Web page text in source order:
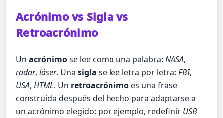
Acrónimo vs Sigla vs
Retroacrónimo
Unacrónimose lee como una palabra:NASA,
radar,láser. Unasigla se lee letra por letra:FBI,
USA,HTML. Un retroacrónimo es una frase
construida después del hecho para adaptarse a
un acrónimo elegido; por ejemplo, redefinir USB